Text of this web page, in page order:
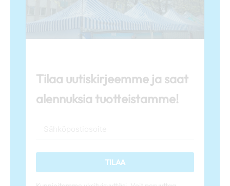
Tilaa uutiskirjeemme ja saat
alennuksia tuotteistamme!
TILAA